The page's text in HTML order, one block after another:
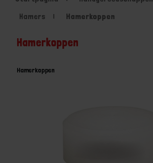
Hamers
Hamerkoppen
Hamerkoppen
Hamerkoppen